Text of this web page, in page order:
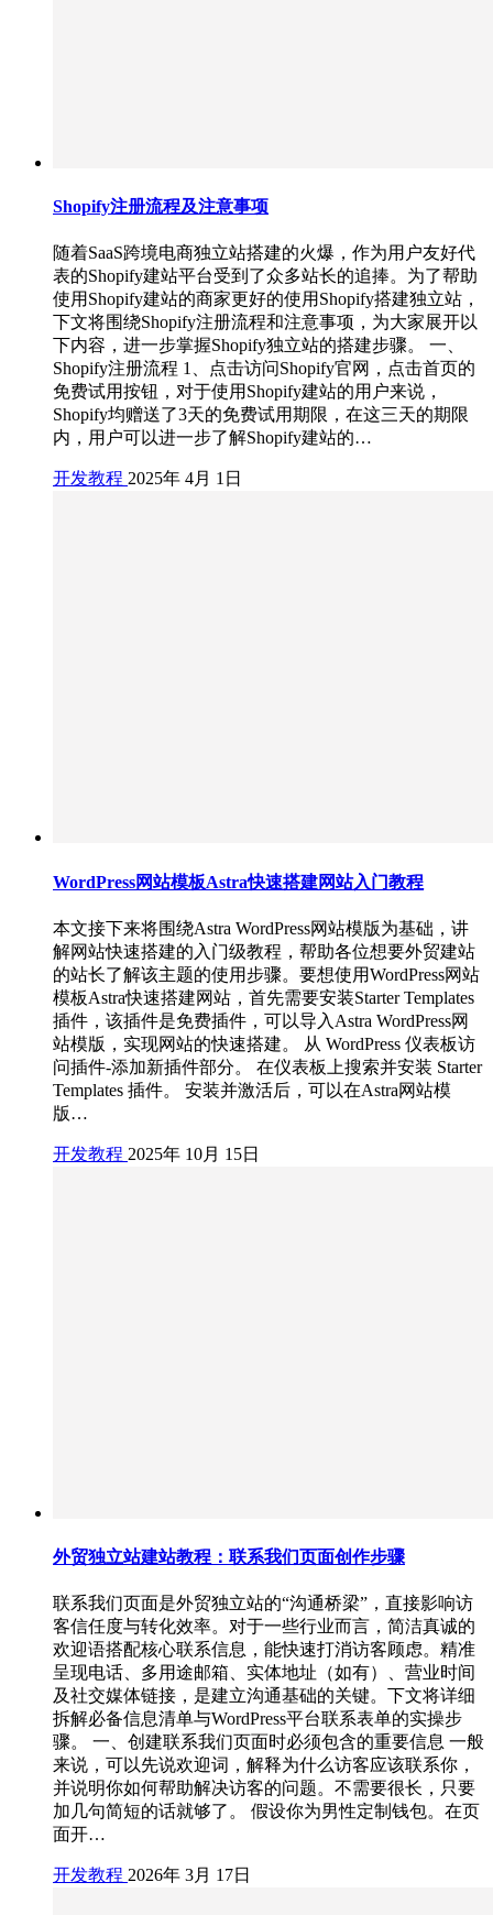
Shopify注册流程及注意事项
随着SaaS跨境电商独立站搭建的火爆，作为用户友好代
表的Shopify建站平台受到了众多站长的追捧。为了帮助
使用Shopify建站的商家更好的使用Shopify搭建独立站，
下文将围绕Shopify注册流程和注意事项，为大家展开以
下内容，进一步掌握Shopify独立站的搭建步骤。 一、
Shopify注册流程 1、点击访问Shopify官网，点击首页的
免费试用按钮，对于使用Shopify建站的用户来说，
Shopify均赠送了3天的免费试用期限，在这三天的期限
内，用户可以进一步了解Shopify建站的…
开发教程 2025年 4月 1日
WordPress网站模板Astra快速搭建网站入门教程
本文接下来将围绕Astra WordPress网站模版为基础，讲
解网站快速搭建的入门级教程，帮助各位想要外贸建站
的站长了解该主题的使用步骤。要想使用WordPress网站
模板Astra快速搭建网站，首先需要安装Starter Templates
插件，该插件是免费插件，可以导入Astra WordPress网
站模版，实现网站的快速搭建。 从 WordPress 仪表板访
问插件-添加新插件部分。 在仪表板上搜索并安装 Starter
Templates 插件。 安装并激活后，可以在Astra网站模
版…
开发教程 2025年 10月 15日
外贸独立站建站教程：联系我们页面创作步骤
联系我们页面是外贸独立站的“沟通桥梁”，直接影响访
客信任度与转化效率。对于一些行业而言，简洁真诚的
欢迎语搭配核心联系信息，能快速打消访客顾虑。精准
呈现电话、多用途邮箱、实体地址（如有）、营业时间
及社交媒体链接，是建立沟通基础的关键。下文将详细
拆解必备信息清单与WordPress平台联系表单的实操步
骤。 一、创建联系我们页面时必须包含的重要信息 一般
来说，可以先说欢迎词，解释为什么访客应该联系你，
并说明你如何帮助解决访客的问题。不需要很长，只要
加几句简短的话就够了。 假设你为男性定制钱包。在页
面开…
开发教程 2026年 3月 17日